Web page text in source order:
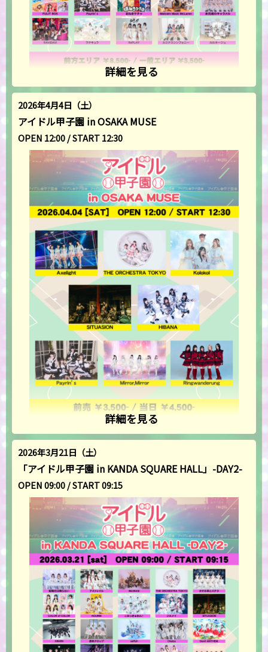
詳細を見る
2026年4月4日（土）
アイドル甲子園 in OSAKA MUSE
OPEN 12:00 / START 12:30
詳細を見る
2026年3月21日（土）
「アイドル甲子園 in KANDA SQUARE HALL」-DAY2-
OPEN 09:00 / START 09:15